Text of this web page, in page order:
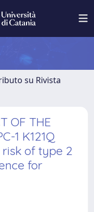
su Rivista
OF THE
1 K121Q
of type 2
for